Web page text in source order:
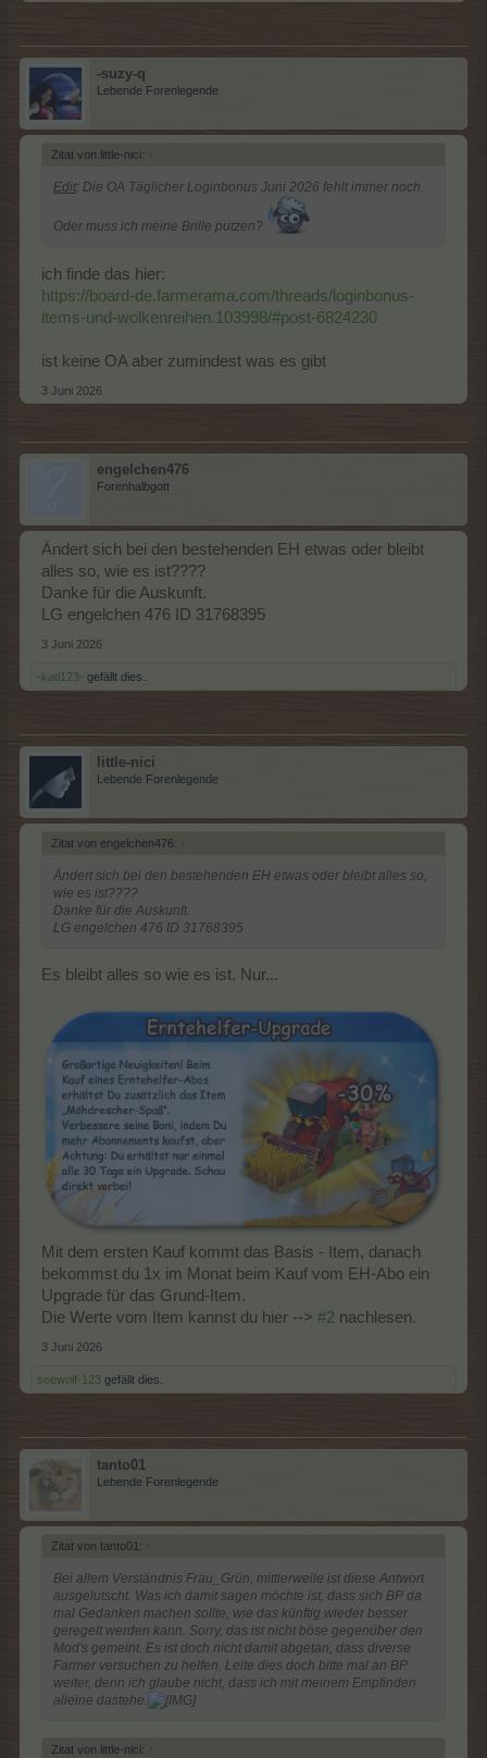
-suzy-q
Lebende Forenlegende
Zitat von little-nici: ↑
Edit: Die OA Täglicher Loginbonus Juni 2026 fehlt immer noch.
Oder muss ich meine Brille putzen?
ich finde das hier:
https://board-de.farmerama.com/threads/loginbonus-
items-und-wolkenreihen.103998/#post-6824230
ist keine OA aber zumindest was es gibt
3 Juni 2026
engelchen476
Forenhalbgott
Ändert sich bei den bestehenden EH etwas oder bleibt
alles so, wie es ist????
Danke für die Auskunft.
LG engelchen 476 ID 31768395
3 Juni 2026
-kati123- gefällt dies.
little-nici
Lebende Forenlegende
Zitat von engelchen476: ↑
Ändert sich bei den bestehenden EH etwas oder bleibt alles so,
wie es ist????
Danke für die Auskunft.
LG engelchen 476 ID 31768395
Es bleibt alles so wie es ist. Nur...
Mit dem ersten Kauf kommt das Basis - Item, danach
bekommst du 1x im Monat beim Kauf vom EH-Abo ein
Upgrade für das Grund-Item.
Die Werte vom Item kannst du hier --> #2 nachlesen.
3 Juni 2026
seewolf-123 gefällt dies.
tanto01
Lebende Forenlegende
Zitat von tanto01: ↑
Bei allem Verständnis Frau_Grün, mittlerweile ist diese Antwort
ausgelutscht. Was ich damit sagen möchte ist, dass sich BP da
mal Gedanken machen sollte, wie das künftig wieder besser
geregelt werden kann. Sorry, das ist nicht böse gegenüber den
Mod's gemeint. Es ist doch nicht damit abgetan, dass diverse
Farmer versuchen zu helfen. Leite dies doch bitte mal an BP
weiter, denn ich glaube nicht, dass ich mit meinem Empfinden
alleine dastehe.
Zitat von little-nici: ↑